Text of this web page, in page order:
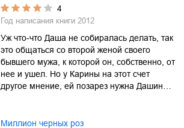
4
Год написания книги 2012
Уж что-что Даша не собиралась делать, так
это общаться со второй женой своего
бывшего мужа, к которой он, собственно, от
нее и ушел. Но у Карины на этот счет
другое мнение, ей позарез нужна Дашин…
Миллион черных роз